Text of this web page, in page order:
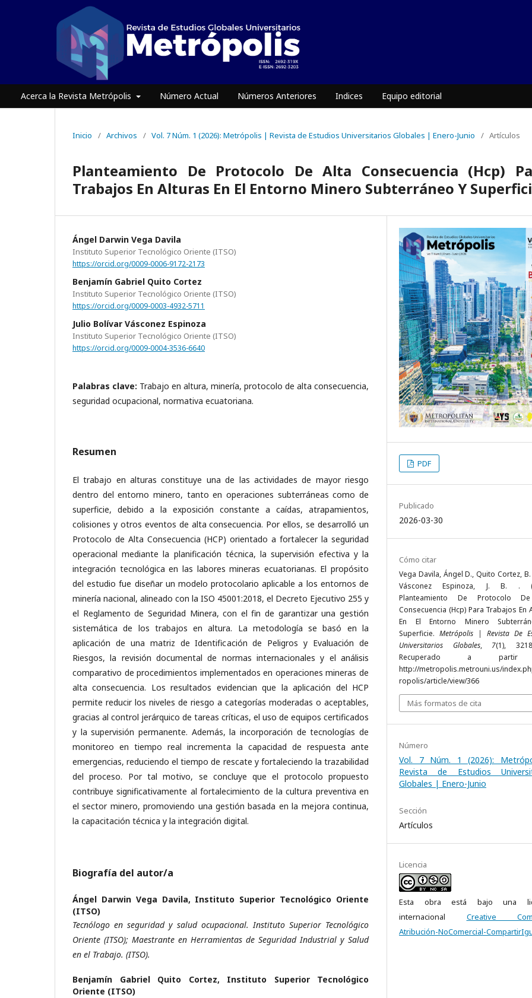
Acerca la Revista Metrópolis Número Actual Números Anteriores Indices Equipo editorial
Inicio / Archivos / Vol. 7 Núm. 1 (2026): Metrópolis | Revista de Estudios Universitarios Globales | Enero-Junio / Artículos
Planteamiento De Protocolo De Alta Consecuencia (Hcp)
Trabajos En Alturas En El Entorno Minero Subterráneo Y
Ángel Darwin Vega Davila
Instituto Superior Tecnológico Oriente (ITSO)
https://orcid.org/0009-0006-9172-2173
Benjamín Gabriel Quito Cortez
Instituto Superior Tecnológico Oriente (ITSO)
https://orcid.org/0009-0003-4932-5711
Julio Bolívar Vásconez Espinoza
Instituto Superior Tecnológico Oriente (ITSO)
https://orcid.org/0009-0004-3536-6640
Palabras clave: Trabajo en altura, minería, protocolo de alta consecuencia,
seguridad ocupacional, normativa ecuatoriana.
Resumen
El trabajo en alturas constituye una de las actividades de mayor riesgo
dentro del entorno minero, tanto en operaciones subterráneas como de
superficie, debido a la exposición constante a caídas, atrapamientos,
colisiones y otros eventos de alta consecuencia. Por ellos, se desarrolló un
Protocolo de Alta Consecuencia (HCP) orientado a fortalecer la seguridad
operacional mediante la planificación técnica, la supervisión efectiva y la
integración tecnológica en las labores mineras ecuatorianas. El propósito
del estudio fue diseñar un modelo protocolario aplicable a los entornos de
minería nacional, alineado con la ISO 45001:2018, el Decreto Ejecutivo 255 y
el Reglamento de Seguridad Minera, con el fin de garantizar una gestión
sistemática de los trabajos en altura. La metodología se basó en la
aplicación de una matriz de Identificación de Peligros y Evaluación de
Riesgos, la revisión documental de normas internacionales y el análisis
comparativo de procedimientos implementados en operaciones mineras de
alta consecuencia. Los resultados evidencian que la aplicación del HCP
permite reducir los niveles de riesgo a categorías moderadas o aceptables,
gracias al control jerárquico de tareas críticas, el uso de equipos certificados
y la supervisión permanente. Además, la incorporación de tecnologías de
monitoreo en tiempo real incrementa la capacidad de respuesta ante
emergencias, reduciendo el tiempo de rescate y fortaleciendo la trazabilidad
del proceso. Por tal motivo, se concluye que el protocolo propuesto
contribuye significativamente al fortalecimiento de la cultura preventiva en
el sector minero, promoviendo una gestión basada en la mejora continua,
la capacitación técnica y la integración digital.
Biografía del autor/a
Ángel Darwin Vega Davila, Instituto Superior Tecnológico Oriente
(ITSO)
Tecnólogo en seguridad y salud ocupacional. Instituto Superior Tecnológico
Oriente (ITSO); Maestrante en Herramientas de Seguridad Industrial y Salud
en el Trabajo. (ITSO).
Benjamín Gabriel Quito Cortez, Instituto Superior Tecnológico
Oriente (ITSO)
PDF
Publicado
2026-03-30
Cómo citar
Vega Davila, Ángel D., Quito Cortez,
Vásconez Espinoza, J. B. .
Planteamiento De Protocolo
Consecuencia (Hcp) Para Trabajos En
En El Entorno Minero
Superficie. Metrópolis | Revista De
Universitarios Globales, 7(1),
Recuperado a
http://metropolis.metrouni.us/
ropolis/article/view/366
Más formatos de cita
Número
Vol. 7 Núm. 1 (2026):
Revista de Estudios
Globales | Enero-Junio
Sección
Artículos
Licencia
Esta obra está bajo una
internacional Creative
Atribución-NoComercial-